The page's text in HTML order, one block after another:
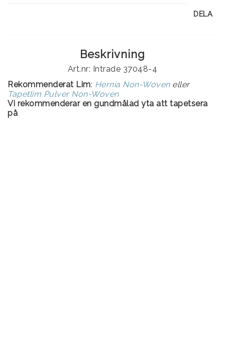
DELA
Beskrivning
Art.nr: Intrade 37048-4
Rekommenderat Lim: Hernia Non-Woveneller
Tapetlim Pulver Non-Woven
Vi rekommenderar en gundmålad yta att tapetsera
på